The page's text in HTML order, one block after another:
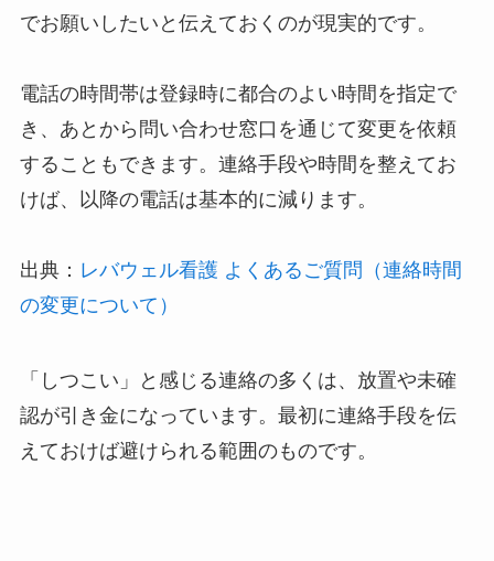
でお願いしたいと伝えておくのが現実的です。
電話の時間帯は登録時に都合のよい時間を指定で
き、あとから問い合わせ窓口を通じて変更を依頼
することもできます。連絡手段や時間を整えてお
けば、以降の電話は基本的に減ります。
出典： レバウェル看護 よくあるご質問（連絡時間
の変更について）
「しつこい」と感じる連絡の多くは、放置や未確
認が引き金になっています。最初に連絡手段を伝
えておけば避けられる範囲のものです。